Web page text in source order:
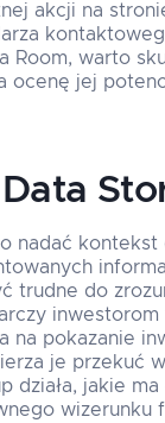
akcji na
Room, warto
ocenę jej
nadać
trudne do
na pokazanie
je przekuć
działa, jakie